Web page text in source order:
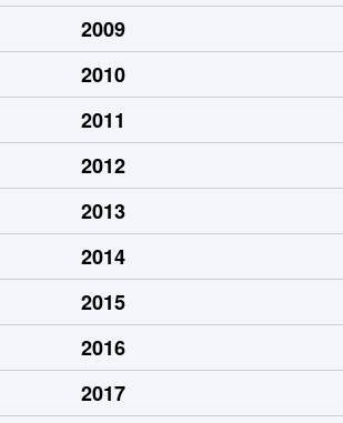
2009
2010
2011
2012
2013
2014
2015
2016
2017